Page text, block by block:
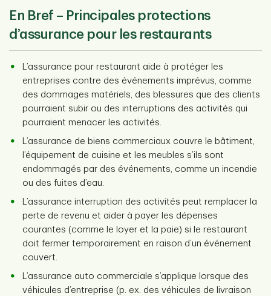
En Bref – Principales protections
d’assurance pour les restaurants
L’assurance pour restaurant aide à protéger les
entreprises contre des événements imprévus, comme
des dommages matériels, des blessures que des clients
pourraient subir ou des interruptions des activités qui
pourraient menacer les activités.
L’assurance de biens commerciaux couvre le bâtiment,
l’équipement de cuisine et les meubles s’ils sont
endommagés par des événements, comme un incendie
ou des fuites d’eau.
L’assurance interruption des activités peut remplacer la
perte de revenu et aider à payer les dépenses
courantes (comme le loyer et la paie) si le restaurant
doit fermer temporairement en raison d’un événement
couvert.
L’assurance auto commerciale s’applique lorsque des
véhicules d’entreprise (p. ex. des véhicules de livraison